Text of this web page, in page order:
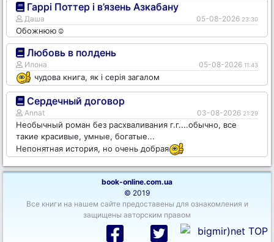
Гаррі Поттер і в’язень Азкабану
Даша 05-08-2026 23:30
Обожнюю☺️
Любовь в полдень
Илона 05-08-2026 11:43
чудова книга, як і серія загалом
Сердечный договор
Annat 03-08-2026 21:29
Необычный роман без расхваливания г.г....обычно, все
такие красивые, умные, богатые...
Непонятная история, но очень добрая
book-online.com.ua
© 2019
Все книги на нашем сайте предоставены для ознакомления и
защищены авторским правом